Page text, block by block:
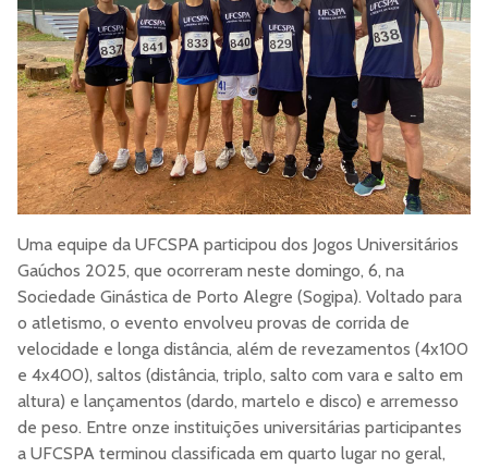
Uma equipe da UFCSPA participou dos Jogos Universitários
Gaúchos 2025, que ocorreram neste domingo, 6, na
Sociedade Ginástica de Porto Alegre (Sogipa). Voltado para
o atletismo, o evento envolveu provas de corrida de
velocidade e longa distância, além de revezamentos (4x100
e 4x400), saltos (distância, triplo, salto com vara e salto em
altura) e lançamentos (dardo, martelo e disco) e arremesso
de peso. Entre onze instituições universitárias participantes
a UFCSPA terminou classificada em quarto lugar no geral,